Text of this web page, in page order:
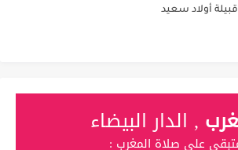
قبيلة أولاد سعيد